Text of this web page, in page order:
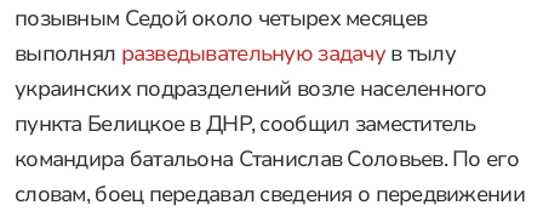
позывным Седой около четырех месяцев
выполнял разведывательную задачув тылу
украинских подразделений возле населенного
пункта Белицкое в ДНР, сообщил заместитель
командира батальона Станислав Соловьев. По его
словам, боец передавал сведения о передвижении